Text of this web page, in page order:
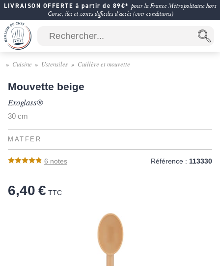
LIVRAISON OFFERTE à partir de 89€* pour la France Métropolitaine hors
Corse, îles et zones difficiles d'accès (voir conditions)
Cuisine Ustensiles Cuillère et mouvette
Mouvette beige
Exoglass®
30 cm
MATFER
6 notes Référence : 113330
6,40 € TTC